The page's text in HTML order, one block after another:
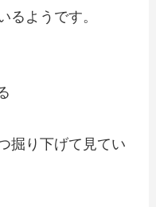
るようです。
掘り下げて見てい